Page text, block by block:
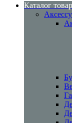
Каталог